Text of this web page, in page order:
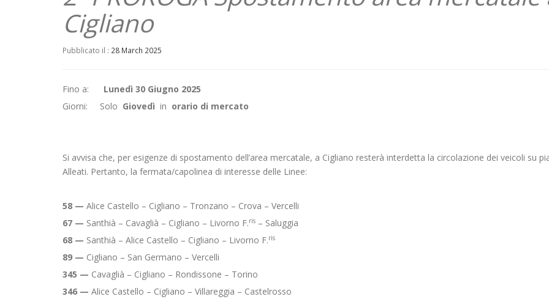
Cigliano
Pubblicato il : 28 March 2025
Fino a: Lunedì 30 Giugno 2025
Giorni: Solo Giovedì in orario di mercato
Si avvisa che, per esigenze di spostamento dell’area mercatale, a Cigliano resterà interdetta la circolazione dei veicoli su
Alleati. Pertanto, la fermata/capolinea di interesse delle Linee:
58 — Alice Castello – Cigliano – Tronzano – Crova – Vercelli
67 — Santhià – Cavaglià – Cigliano – Livorno F.ris – Saluggia
68 — Santhià – Alice Castello – Cigliano – Livorno F.ris
89 — Cigliano – San Germano – Vercelli
345 — Cavaglià – Cigliano – Rondissone – Torino
346 — Alice Castello – Cigliano – Villareggia – Castelrosso